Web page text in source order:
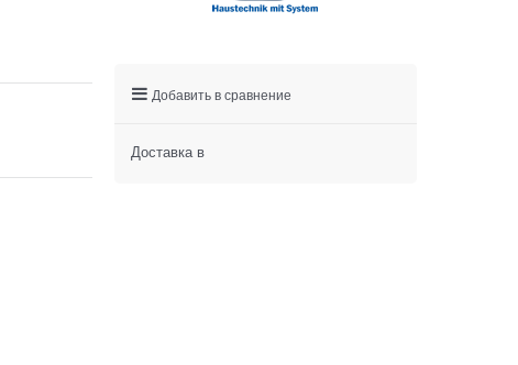
Добавить в сравнение
Доставка в